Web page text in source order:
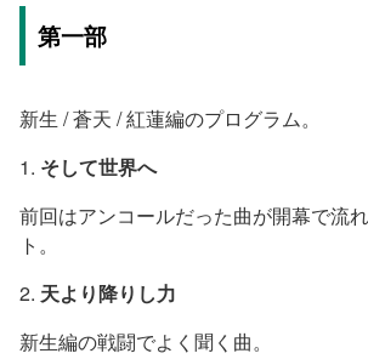
第一部
新生 / 蒼天 / 紅蓮編のプログラム。
1. そして世界へ
前回はアンコールだった曲が開幕で流
ト。
2. 天より降りし力
新生編の戦闘でよく聞く曲。